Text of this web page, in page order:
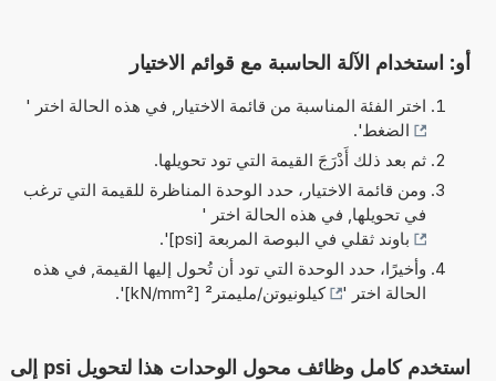
أو: استخدام الآلة الحاسبة مع قوائم الاختيار
اختر الفئة المناسبة من قائمة الاختيار, في هذه الحالة اختر '
الضغط'.
ثم بعد ذلك أَدْرَجَ القيمة التي تود تحويلها.
ومن قائمة الاختيار، حدد الوحدة المناظرة للقيمة التي ترغب
في تحويلها, في هذه الحالة اختر '
باوند ثقلي في البوصة المربعة [psi]
'.
وأخيرًا، حدد الوحدة التي تود أن تُحول إليها القيمة, في هذه
الحالة اختر '
كيلونيوتن/مليمتر² [kN/mm²] '.
استخدم كامل وظائف محول الوحدات هذا لتحويل psi إلى